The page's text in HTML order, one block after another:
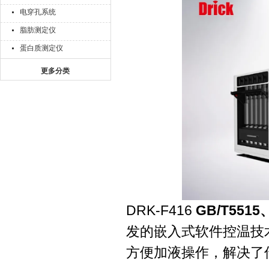
电穿孔系统
脂肪测定仪
蛋白质测定仪
更多分类
DRK-F416 GB/T5515
发的嵌入式软件控温
方便加液操作，解决